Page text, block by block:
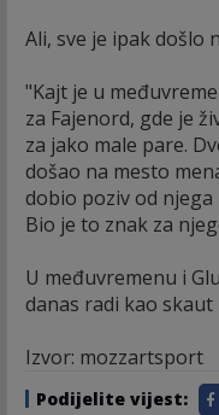
Ali, sve je ipak došlo
"Kajt je u
za Fajenord, gde je
za jako male pare.
došao na mesto
dobio poziv od njega
Bio je to znak za
U međuvremenu i
danas radi kao skaut
Izvor: mozzartsport
Podijelite vijest: